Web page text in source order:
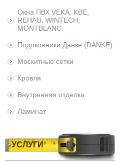
Окна ПВХ VEKA, KBE,
REHAU, WINTECH,
MONTBLANC.
Подоконники Данке (DANKE)
Москитные сетки
Кровля
Внутренняя отделка
Ламинат
УСЛУГИ